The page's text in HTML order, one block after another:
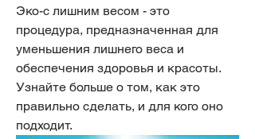
Эко-с лишним весом - это
процедура, предназначенная для
уменьшения лишнего веса и
обеспечения здоровья и красоты.
Узнайте больше о том, как это
правильно сделать, и для кого оно
подходит.